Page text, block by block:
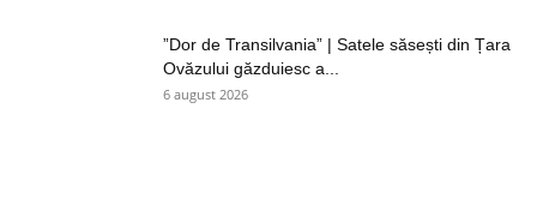
”Dor de Transilvania” | Satele săsești din Țara
Ovăzului găzduiesc a...
6 august 2026